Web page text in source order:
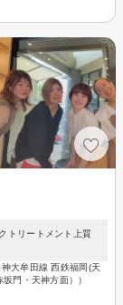
トリートメント上質
大牟田線 西鉄福岡(天
門・天神方面））